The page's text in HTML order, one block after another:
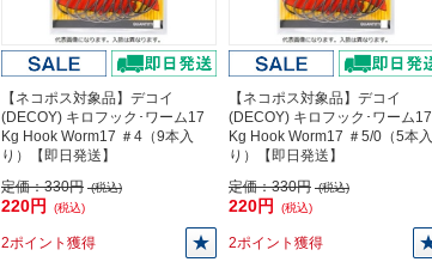
【ネコポス対象品】デコイ
(DECOY) キロフック･ワーム17
Kg Hook Worm17 ＃4（9本入
り）【即日発送】
定価：330円 (税込)
220円 (税込)
2ポイント獲得
【ネコポス対象品】デコイ
(DECOY) キロフック･ワーム17
Kg Hook Worm17 ＃5/0（5本入
り）【即日発送】
定価：330円 (税込)
220円 (税込)
2ポイント獲得